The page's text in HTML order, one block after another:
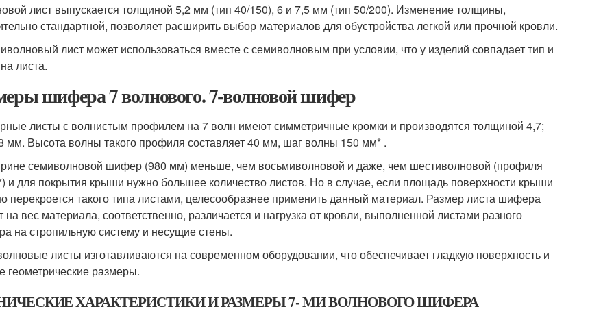
лист выпускается толщиной 5,2 мм (тип 40/150), 6 и 7,5 мм (тип 50/200). Изменение толщины,
стандартной, позволяет расширить выбор материалов для обустройства легкой или прочной кровли.
лист может использоваться вместе с семиволновым при условии, что у изделий совпадает тип и
листа.
шифера 7 волнового. 7-волновой шифер
листы с волнистым профилем на 7 волн имеют симметричные кромки и производятся толщиной 4,7;
мм. Высота волны такого профиля составляет 40 мм, шаг волны 150 мм* .
семиволновой шифер (980 мм) меньше, чем восьмиволновой и даже, чем шестиволновой (профиля
и для покрытия крыши нужно большее количество листов. Но в случае, если площадь поверхности крыши
перекроется такого типа листами, целесообразнее применить данный материал. Размер листа шифера
на вес материала, соответственно, различается и нагрузка от кровли, выполненной листами разного
на стропильную систему и несущие стены.
листы изготавливаются на современном оборудовании, что обеспечивает гладкую поверхность и
геометрические размеры.
ХАРАКТЕРИСТИКИ И РАЗМЕРЫ 7- МИ ВОЛНОВОГО ШИФЕРА